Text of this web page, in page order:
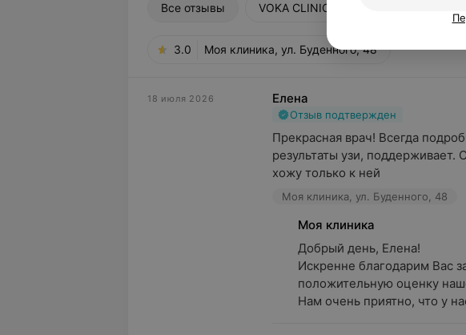
Все отзывы VOKA CLINIC, ул. Весенняя, 17
3.0 Моя клиника, ул. Буденного, 48
18 июля 2026 Елена
Отзыв подтвержден
Прекрасная врач! Всегда
результаты узи, поддерживает.
хожу только к ней
Моя клиника, ул. Буденного, 48
Моя клиника
Добрый день, Елена!
Искренне благодарим Вас
положительную оценку
Нам очень приятно, что у